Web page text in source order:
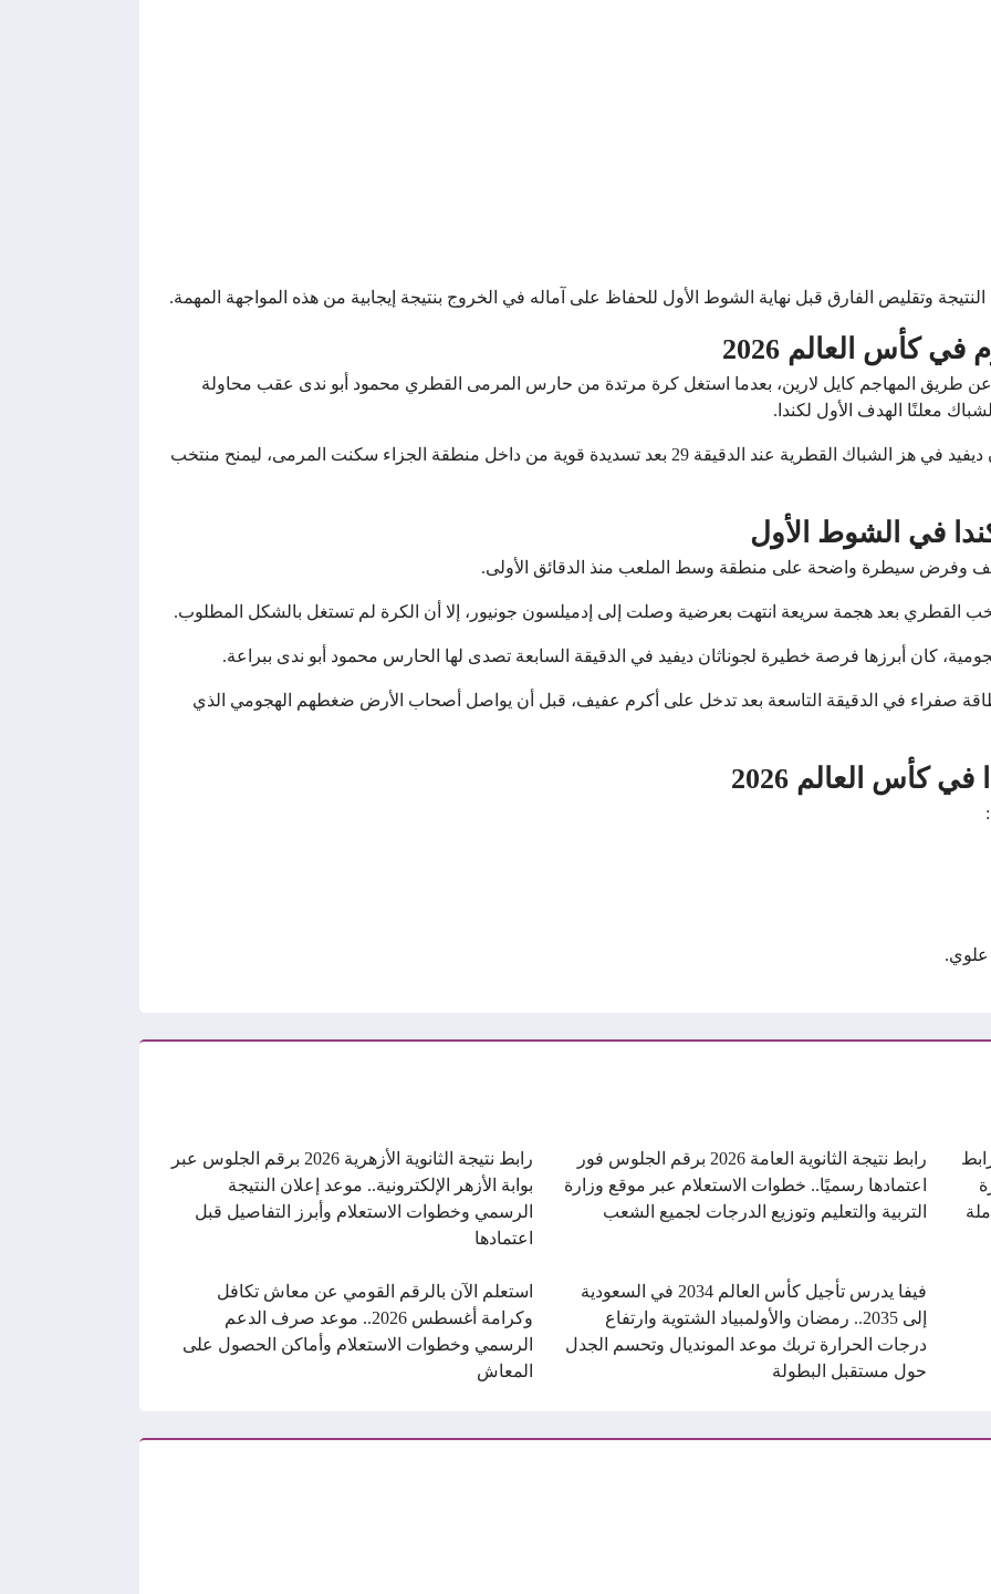
وتقليص الفارق قبل نهاية الشوط الأول للحفاظ على آماله في الخروج بنتيجة إيجابية من هذه المواجهة المهمة.
كأس العالم 2026
المنتخب الكندي التسجيل في الدقيقة 16 عن طريق المهاجم كايل لارين، بعدما استغل كرة مرتدة من حارس المرمى القطري محمود أبو ندى عقب محاولة
معلنًا الهدف الأول لكندا.
ولم يتأخر الهدف الثاني كثيرًا، حيث نجح جوناثان ديفيد في هز الشباك القطرية عند الدقيقة 29 بعد تسديدة قوية من داخل منطقة الجزاء سكنت المرمى، ليمنح منتخب
في الشوط الأول
وفرض سيطرة واضحة على منطقة وسط الملعب منذ الدقائق الأولى.
القطري بعد هجمة سريعة انتهت بعرضية وصلت إلى إدميلسون جونيور، إلا أن الكرة لم تستغل بالشكل المطلوب.
كان أبرزها فرصة خطيرة لجوناثان ديفيد في الدقيقة السابعة تصدى لها الحارس محمود أبو ندى ببراعة.
صفراء في الدقيقة التاسعة بعد تدخل على أكرم عفيف، قبل أن يواصل أصحاب الأرض ضغطهم الهجومي الذي
العالم 2026
علوي.
رابط
رابط نتيجة الثانوية العامة 2026 برقم الجلوس فور
اعتمادها رسميًا.. خطوات الاستعلام عبر موقع وزارة
التربية والتعليم وتوزيع الدرجات لجميع الشعب
رابط نتيجة الثانوية الأزهرية 2026 برقم الجلوس عبر
بوابة الأزهر الإلكترونية.. موعد إعلان النتيجة
الرسمي وخطوات الاستعلام وأبرز التفاصيل قبل
اعتمادها
فيفا يدرس تأجيل كأس العالم 2034 في السعودية
إلى 2035.. رمضان والأولمبياد الشتوية وارتفاع
درجات الحرارة تربك موعد المونديال وتحسم الجدل
حول مستقبل البطولة
استعلم الآن بالرقم القومي عن معاش تكافل
وكرامة أغسطس 2026.. موعد صرف الدعم
الرسمي وخطوات الاستعلام وأماكن الحصول على
المعاش